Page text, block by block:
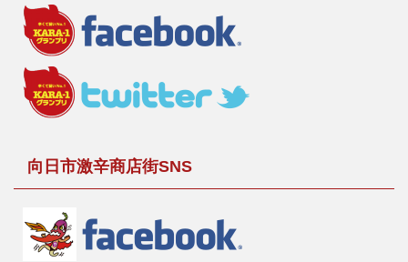
向日市激辛商店街SNS